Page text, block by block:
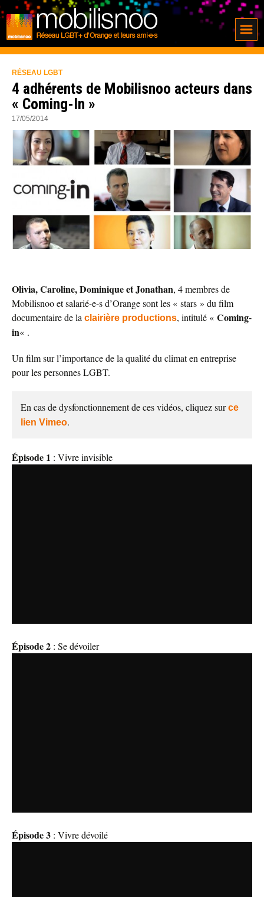
RÉSEAU LGBT
4 adhérents de Mobilisnoo acteurs dans
« Coming-In »
17/05/2014
Olivia, Caroline, Dominique et Jonathan, 4 membres de
Mobilisnoo et salarié-e-s d’Orange sont les « stars » du film
documentaire de la clairière productions, intitulé « Coming-
in« .
Un film sur l’importance de la qualité du climat en entreprise
pour les personnes LGBT.
En cas de dysfonctionnement de ces vidéos, cliquez surce
lien Vimeo.
Épisode 1 : Vivre invisible
Épisode 2 : Se dévoiler
Épisode 3 : Vivre dévoilé